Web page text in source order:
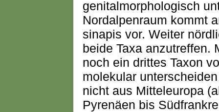
genitalmorphologisch
Nordalpenraum kommt
sinapis vor. Weiter
beide Taxa anzutreffen.
noch ein drittes Taxon
molekular
nicht aus Mitteleuropa
Pyrenäen bis